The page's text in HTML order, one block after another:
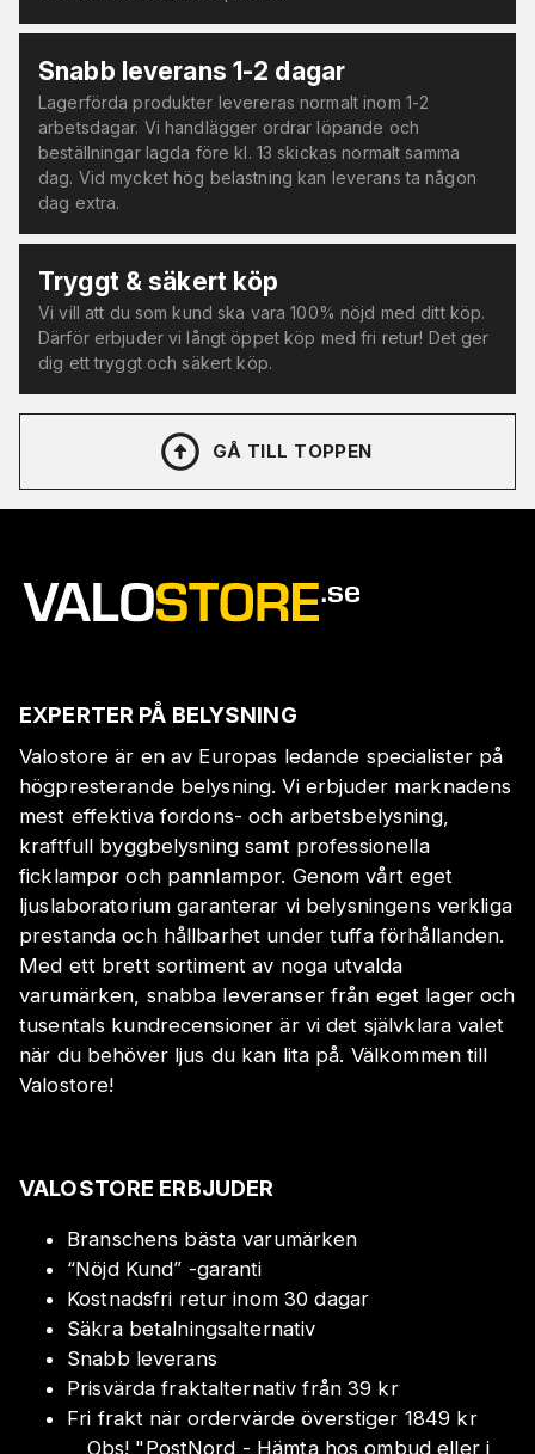
Snabb leverans 1-2 dagar
Lagerförda produkter levereras normalt inom 1-2
arbetsdagar. Vi handlägger ordrar löpande och
beställningar lagda före kl. 13 skickas normalt samma
dag. Vid mycket hög belastning kan leverans ta någon
dag extra.
Tryggt & säkert köp
Vi vill att du som kund ska vara 100% nöjd med ditt köp.
Därför erbjuder vi långt öppet köp med fri retur! Det ger
dig ett tryggt och säkert köp.
GÅ TILL TOPPEN
EXPERTER PÅ BELYSNING
Valostore är en av Europas ledande specialister på
högpresterande belysning. Vi erbjuder marknadens
mest effektiva fordons- och arbetsbelysning,
kraftfull byggbelysning samt professionella
ficklampor och pannlampor. Genom vårt eget
ljuslaboratorium garanterar vi belysningens verkliga
prestanda och hållbarhet under tuffa förhållanden.
Med ett brett sortiment av noga utvalda
varumärken, snabba leveranser från eget lager och
tusentals kundrecensioner är vi det självklara valet
när du behöver ljus du kan lita på. Välkommen till
Valostore!
VALOSTORE ERBJUDER
Branschens bästa varumärken
“Nöjd Kund” -garanti
Kostnadsfri retur inom 30 dagar
Säkra betalningsalternativ
Snabb leverans
Prisvärda fraktalternativ från 39 kr
Fri frakt när ordervärde överstiger 1849 kr
Obs! "PostNord - Hämta hos ombud eller i